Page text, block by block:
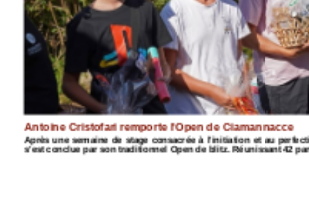
Antoine Cristofari remporte l'Open de Ciamannacce
Après une semaine de stage consacrée à l'initiation et au
s'est conclue par son traditionnel Open de blitz. Réunissant 42